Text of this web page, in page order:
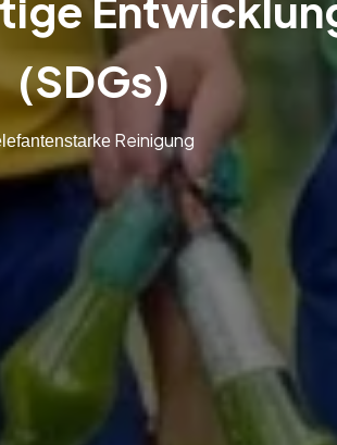
(SDGs)
Reinigung